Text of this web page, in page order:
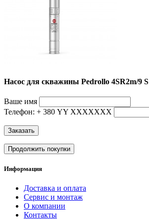
Насос для скважины Pedrollo 4SR2m/9 S
Ваше имя
Телефон: + 380 YY ХХХХХХХ
Заказать
Продолжить покупки
Информация
Доставка и оплата
Сервис и монтаж
О компании
Контакты